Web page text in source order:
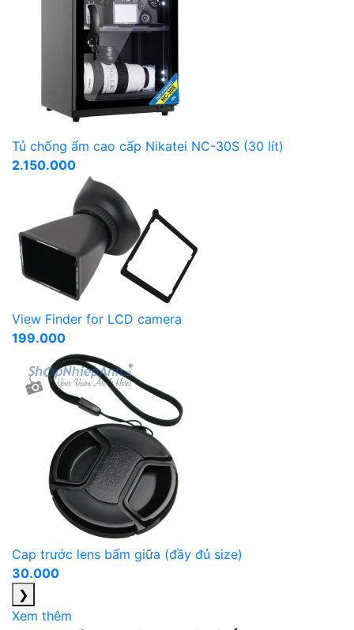
Tủ chống ẩm cao cấp Nikatei NC-30S (30 lít)
2.150.000
View Finder for LCD camera
199.000
Cap trước lens bấm giữa (đầy đủ size)
30.000
❯
Xem thêm